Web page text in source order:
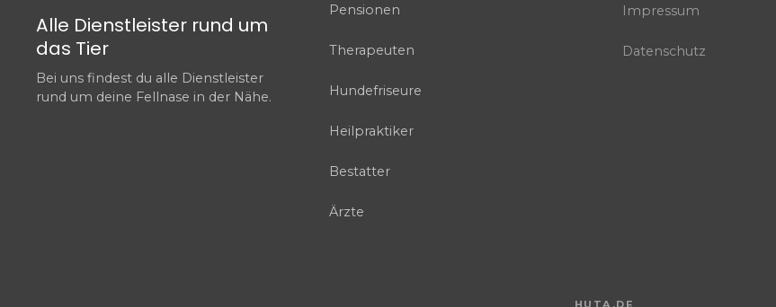
Alle Dienstleister rund um
das Tier
Bei uns findest du alle Dienstleister
rund um deine Fellnase in der Nähe.
Pensionen
Therapeuten
Hundefriseure
Heilpraktiker
Bestatter
Ärzte
Impressum
Datenschutz
HUTA.DE